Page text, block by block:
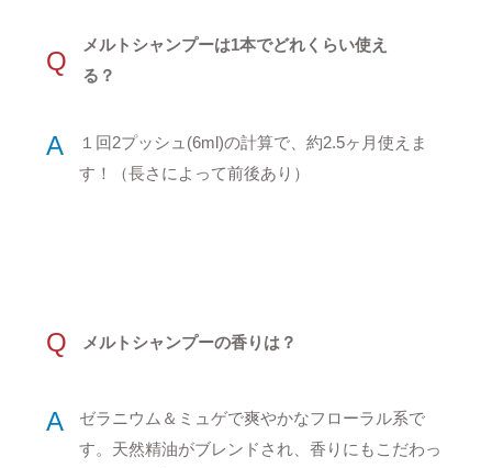
Q
メルトシャンプーは1本でどれくらい使え
る？
A
１回2プッシュ(6ml)の計算で、約2.5ヶ月使えま
す！（長さによって前後あり）
Q メルトシャンプーの香りは？
A
ゼラニウム＆ミュゲで爽やかなフローラル系で
す。天然精油がブレンドされ、香りにもこだわっ